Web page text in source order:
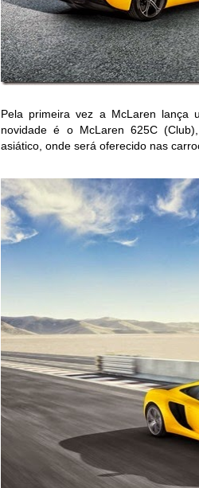
Pela primeira vez a McLaren lança
novidade é o McLaren 625C
asiático, onde será oferecido nas